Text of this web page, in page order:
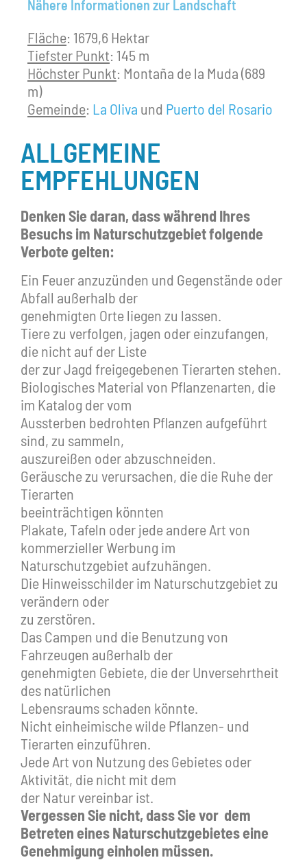
Nähere Informationen zur Landschaft
Fläche: 1679,6 Hektar
Tiefster Punkt: 145 m
Höchster Punkt: Montaña de la Muda (689
m)
Gemeinde: La Oliva und Puerto del Rosario
ALLGEMEINE
EMPFEHLUNGEN
Denken Sie daran, dass während Ihres
Besuchs im Naturschutzgebiet folgende
Verbote gelten:
Ein Feuer anzuzünden und Gegenstände oder
Abfall außerhalb der
genehmigten Orte liegen zu lassen.
Tiere zu verfolgen, jagen oder einzufangen,
die nicht auf der Liste
der zur Jagd freigegebenen Tierarten stehen.
Biologisches Material von Pflanzenarten, die
im Katalog der vom
Aussterben bedrohten Pflanzen aufgeführt
sind, zu sammeln,
auszureißen oder abzuschneiden.
Geräusche zu verursachen, die die Ruhe der
Tierarten
beeinträchtigen könnten
Plakate, Tafeln oder jede andere Art von
kommerzieller Werbung im
Naturschutzgebiet aufzuhängen.
Die Hinweisschilder im Naturschutzgebiet zu
verändern oder
zu zerstören.
Das Campen und die Benutzung von
Fahrzeugen außerhalb der
genehmigten Gebiete, die der Unversehrtheit
des natürlichen
Lebensraums schaden könnte.
Nicht einheimische wilde Pflanzen- und
Tierarten einzuführen.
Jede Art von Nutzung des Gebietes oder
Aktivität, die nicht mit dem
der Natur vereinbar ist.
Vergessen Sie nicht, dass Sie vor dem
Betreten eines Naturschutzgebietes eine
Genehmigung einholen müssen.